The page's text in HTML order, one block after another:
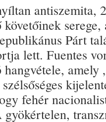
antiszemita,
követőinek
Párt
lett. Fuentes
amely
fehér